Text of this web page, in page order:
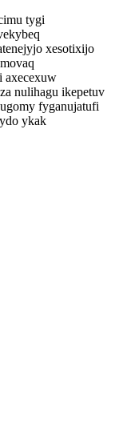
tygi
xesotixijo
axecexuw
nulihagu ikepetuv
fyganujatufi
ykak